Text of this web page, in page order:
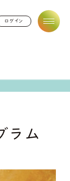
ログイン
ラム